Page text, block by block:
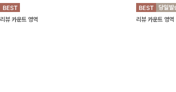
리뷰 카운트 영역 리뷰 카운트 영역